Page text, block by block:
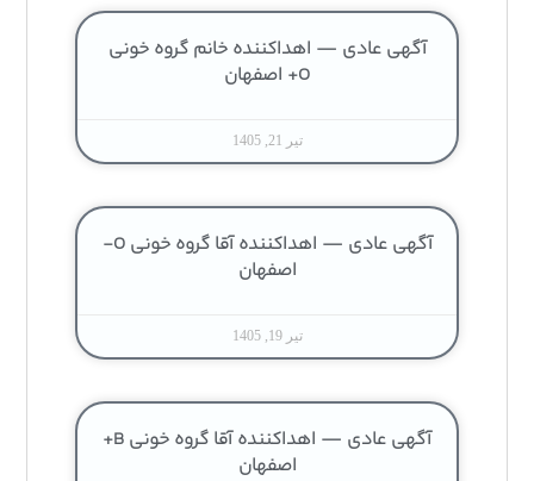
آگهی عادی — اهداکننده خانم گروه خونی
O+ اصفهان
تیر 21, 1405
آگهی عادی — اهداکننده آقا گروه خونی O-
اصفهان
تیر 19, 1405
آگهی عادی — اهداکننده آقا گروه خونی B+
اصفهان